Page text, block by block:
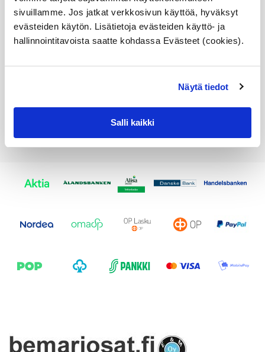
sivuillamme. Jos jatkat verkkosivun käyttöä, hyväksyt
evästeiden käytön. Lisätietoja evästeiden käyttö- ja
hallinnointitavoista saatte kohdassa Evästeet (cookies).
Näytä tiedot
Salli kaikki
ja
lämpöanturin,
OE
määrä
Vertailunumerot
Osan vertailunumerot:
11617803748